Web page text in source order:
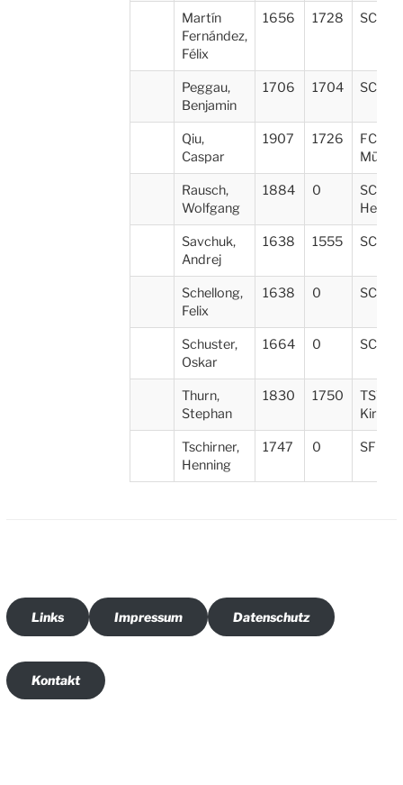
Martín
Fernández,
Félix
1656 1728 SC
Peggau,
Benjamin
1706 1704 SC
Qiu,
Caspar
1907 1726
FC
Rausch,
Wolfgang
1884 0
SC
Heng
Savchuk,
Andrej
1638 1555 SC
Schellong,
Felix
1638 0 SC
Schuster,
Oskar
1664 0 SC
Thurn,
Stephan
1830 1750
TSV
Tschirner,
Henning
1747 0 SF
Links Impressum Datenschutz
Kontakt